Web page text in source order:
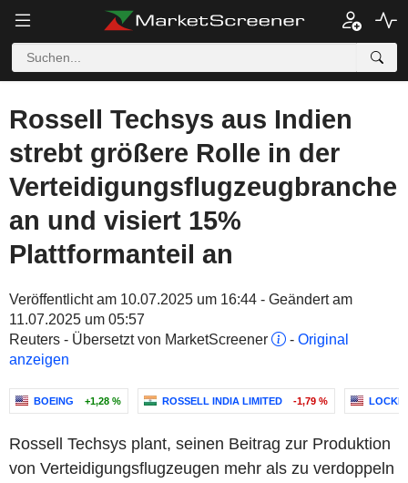
Rossell Techsys aus Indien
strebt größere Rolle in der
Verteidigungsflugzeugbranche
an und visiert 15%
Plattformanteil an
Veröffentlicht am 10.07.2025 um 16:44 - Geändert am
11.07.2025 um 05:57
Reuters - Übersetzt von MarketScreener
- Original
anzeigen
BOEING +1,28 % ROSSELL INDIA LIMITED -1,79 %
Rossell Techsys plant, seinen Beitrag zur Produktion
von Verteidigungsflugzeugen mehr als zu verdoppeln